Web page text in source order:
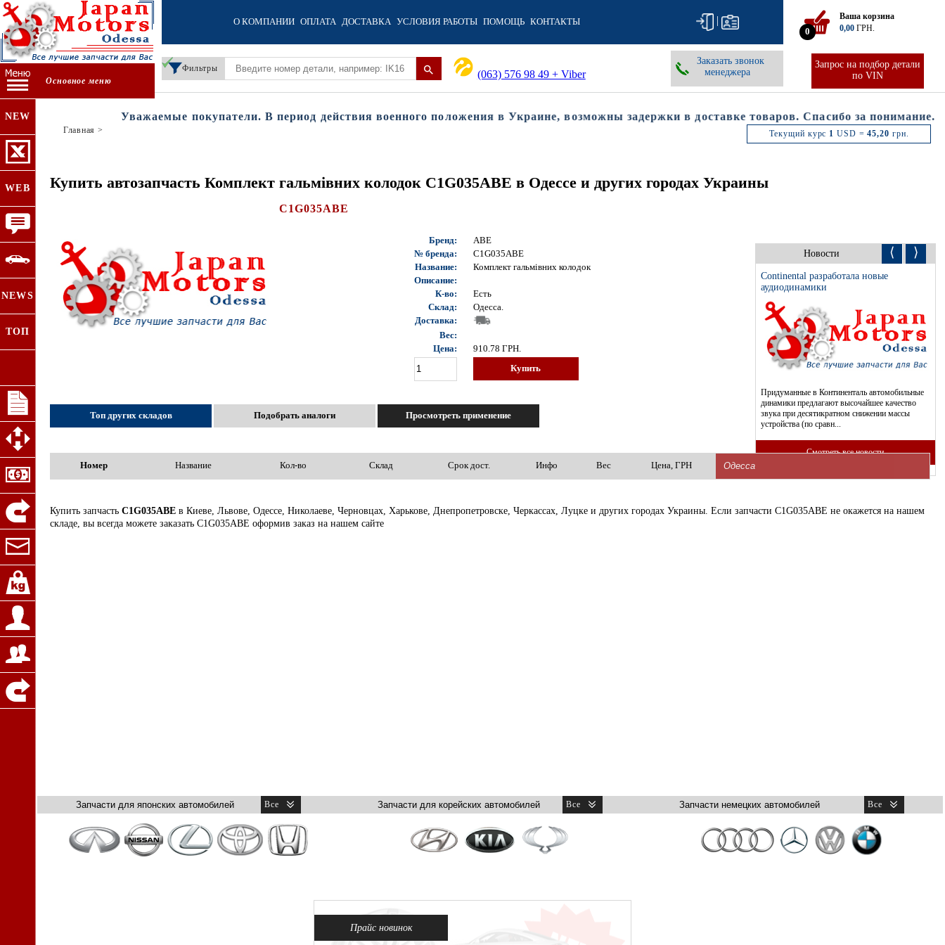
О КОМПАНИИ ОПЛАТА ДОСТАВКА УСЛОВИЯ РАБОТЫ ПОМОЩЬ КОНТАКТЫ |
Фильтры
(063) 576 98 49 + Viber
Запрос на подбор детали
по VIN
Заказать звонок
менеджера
0
Ваша корзина
0,00 ГРН.
Основное меню
NEW
WEB
NEWS
ТОП
Уважаемые покупатели. В период действия военного положения в Украине, возможны задержки в доставке товаров. Спасибо за понимание.
Главная > Текущий курс 1 USD =45,20 грн.
Купить автозапчасть Комплект гальмівних колодок C1G035ABE в Одессе и других городах Украины
C1G035ABE
Бренд:
ABE
№ бренда:
C1G035ABE
Название:
Комплект гальмівних колодок
Описание:
К-во:
Есть
Склад:
Одесса.
Доставка:
Вес:
Цена:
910.78 ГРН.
Купить
Топ других складов Подобрать аналоги Просмотреть применение
Новости ⟨ ⟩
Continental разработала новые
аудиодинамики
Придуманные в Континенталь автомобильные
динамики предлагают высочайшее качество
звука при десятикратном снижении массы
устройства (по сравн...
Смотреть все новости
Номер
Название Кол-во Склад Срок дост. Инфо Вес Цена, ГРН
Купить запчастьC1G035ABE в Киеве, Львове, Одессе, Николаеве, Черновцах, Харькове, Днепропетровске, Черкассах, Луцке и других городах Украины. Если запчасти C1G035ABE не окажется на нашем
складе, вы всегда можете заказать C1G035ABE оформив заказ на нашем сайте
Прайс новинок